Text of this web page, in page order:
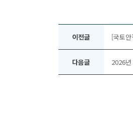
이전글 [국토
다음글 2026